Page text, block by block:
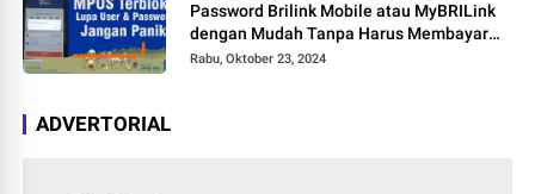
Password Brilink Mobile atau MyBRILink
dengan Mudah Tanpa Harus Membayar
Jasa
Rabu, Oktober 23, 2024
ADVERTORIAL